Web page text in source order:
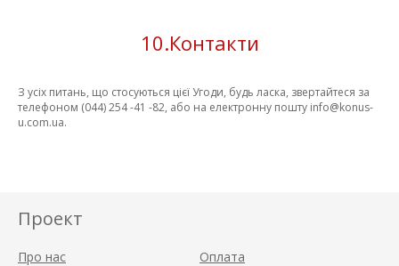
10.Контакти
З усіх питань, що стосуються цієї Угоди, будь ласка, звертайтеся за
телефоном (044) 254 -41 -82, або на електронну пошту info@konus-
u.com.ua.
Проект
Про нас
Оплата